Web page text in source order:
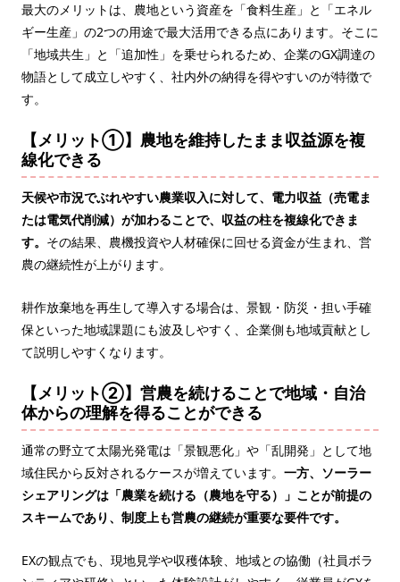
最大のメリットは、農地という資産を「食料生産」と「エネル
ギー生産」の2つの用途で最大活用できる点にあります。そこに
「地域共生」と「追加性」を乗せられるため、企業のGX調達の
物語として成立しやすく、社内外の納得を得やすいのが特徴で
す。
【メリット①】農地を維持したまま収益源を複
線化できる
天候や市況でぶれやすい農業収入に対して、電力収益（売電ま
たは電気代削減）が加わることで、収益の柱を複線化できま
す。 その結果、農機投資や人材確保に回せる資金が生まれ、営
農の継続性が上がります。
耕作放棄地を再生して導入する場合は、景観・防災・担い手確
保といった地域課題にも波及しやすく、企業側も地域貢献とし
て説明しやすくなります。
【メリット②】営農を続けることで地域・自治
体からの理解を得ることができる
通常の野立て太陽光発電は「景観悪化」や「乱開発」として地
域住民から反対されるケースが増えています。 一方、ソーラー
シェアリングは「農業を続ける（農地を守る）」ことが前提の
スキームであり、制度上も営農の継続が重要な要件です。
EXの観点でも、現地見学や収穫体験、地域との協働（社員ボラ